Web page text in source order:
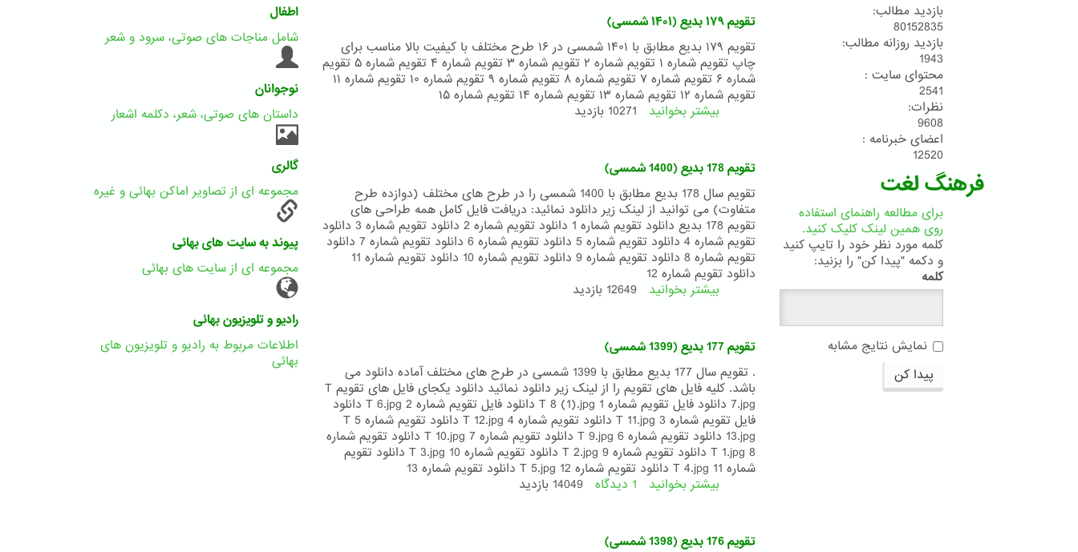
۱۸۰
بدیع
تقویم ۱۷۹ بدیع (۱۴۰۱ شمسی)
تقویم ۱۷۹ بدیع مطابق با ۱۴۰۱ شمسی در ۱۶ طرح مختلف با کیفیت بالا مناسب برای
چاپ تقویم شماره ۱ تقویم شماره ۲ تقویم شماره ۳ تقویم شماره ۴ تقویم شماره ۵ تقویم
شماره ۶ تقویم شماره ۷ تقویم شماره ۸ تقویم شماره ۹ تقویم شماره ۱۰ تقویم شماره ۱۱
تقویم شماره ۱۲ تقویم شماره ۱۳ تقویم شماره ۱۴ تقویم شماره ۱۵
بیشتر بخوانید درباره
بدیع
(۱۴۰۱
شمسی)
10271 بازدید
تقویم 178 بدیع (1400 شمسی)
تقویم سال 178 بدیع مطابق با 1400 شمسی را در طرح های مختلف (دوازده طرح
متفاوت) می توانید از لینک زیر دانلود نمائید: دریافت فایل کامل همه طراحی های
تقویم 178 بدیع دانلود تقویم شماره 1 دانلود تقویم شماره 2 دانلود تقویم شماره 3 دانلود
تقویم شماره 4 دانلود تقویم شماره 5 دانلود تقویم شماره 6 دانلود تقویم شماره 7 دانلود
تقویم شماره 8 دانلود تقویم شماره 9 دانلود تقویم شماره 10 دانلود تقویم شماره 11
دانلود تقویم شماره 12
بیشتر بخوانید درباره
بدیع
(1400
شمسی)
12649 بازدید
تقویم 177 بدیع (1399 شمسی)
. تقویم سال 177 بدیع مطابق با 1399 شمسی در طرح های مختلف آماده دانلود می
باشد. کلیه فایل های تقویم را از لینک زیر دانلود نمائید دانلود یکجای فایل های تقویم T
7.jpg دانلود فایل تقویم شماره 1 T 8 (1).jpg دانلود فایل تقویم شماره 2 T 6.jpg دانلود
فایل تقویم شماره 3 T 11.jpg دانلود تقویم شماره 4 T 12.jpg دانلود تقویم شماره 5 T
13.jpg دانلود تقویم شماره 6 T 9.jpg دانلود تقویم شماره 7 T 10.jpg دانلود تقویم شماره
8 T 1.jpg دانلود تقویم شماره 9 T 2.jpg دانلود تقویم شماره 10 T 3.jpg دانلود تقویم
شماره 11 T 4.jpg دانلود تقویم شماره 12 T 5.jpg دانلود تقویم شماره 13
بیشتر بخوانید درباره
بدیع
1 دیدگاه 14049 بازدید
تقویم 176 بدیع (1398 شمسی)
اطفال
شامل مناجات های صوتی، سرود و شعر
نوجوانان
داستان های صوتی، شعر، دکلمه اشعار
گالری
مجموعه ای از تصاویر اماکن بهائی و غیره
پیوند به سایت های بهائی
مجموعه ای از سایت های بهائی
رادیو و تلویزیون بهائی
اطلاعات مربوط به رادیو و تلویزیون های
بهائی
بازدید مطالب:
80152835
بازدید روزانه مطالب:
1943
محتوای سایت :
2541
نظرات:
9608
اعضای خبرنامه :
12520
فرهنگ لغت
برای مطالعه راهنمای استفاده
روی همین لینک کلیک کنید.
کلمه مورد نظر خود را تایپ کنید
و دکمه "پیدا کن" را بزنید:
کلمه
نمایش نتایج مشابه
پیدا کن